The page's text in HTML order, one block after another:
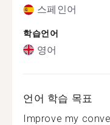
스페인어
학습언어
영어
언어 학습 목표
Improve my